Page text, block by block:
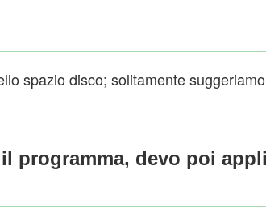
spazio disco; solitamente
programma, devo poi